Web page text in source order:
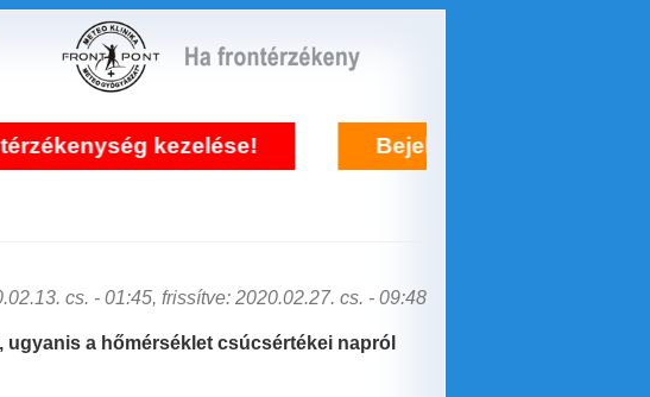
kezelése! Bejelentkezés frontérzékenység
cs. - 01:45, frissítve: 2020.02.27. cs. - 09:48
a hőmérséklet csúcsértékei napról